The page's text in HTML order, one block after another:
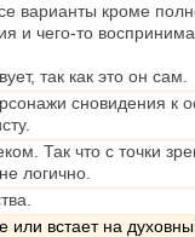
варианты кроме
и чего-то
так как это он сам.
сновидения к
Так что с точки
логично.
встает на